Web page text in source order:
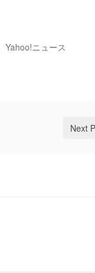
Yahoo!ニュース
Next